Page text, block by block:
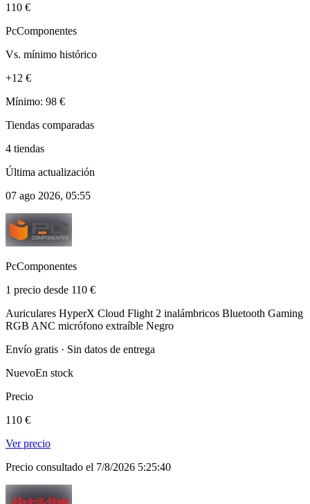
110 €
PcComponentes
Vs. mínimo histórico
+12 €
Mínimo: 98 €
Tiendas comparadas
4 tiendas
Última actualización
07 ago 2026, 05:55
PcComponentes
1 precio desde 110 €
Auriculares HyperX Cloud Flight 2 inalámbricos Bluetooth Gaming
RGB ANC micrófono extraíble Negro
Envío gratis · Sin datos de entrega
NuevoEn stock
Precio
110 €
Ver precio
Precio consultado el 7/8/2026 5:25:40